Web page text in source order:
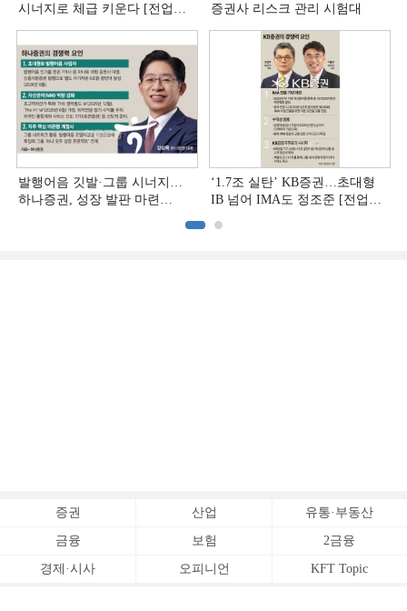
시너지로 체급 키운다 [전업계
증권사 리스크 관리 시험대
발행어음 깃발·그룹 시너지…
하나증권, 성장 발판 마련
‘1.7조 실탄’ KB증권…초대형
IB 넘어 IMA도 정조준 [전업계
증권 산업 유통·부동산
금융 보험 2금융
경제·시사 오피니언 KFT Topic